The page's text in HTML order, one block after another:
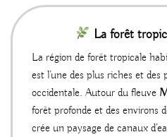
La forêt
La région de forêt tropicale
est l’une des plus riches et des
occidentale. Autour du fleuve
forêt profonde et des environs
crée un paysage de canaux